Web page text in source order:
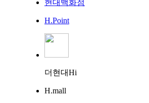
현대백화점
H.Point
더현대Hi
H.mall